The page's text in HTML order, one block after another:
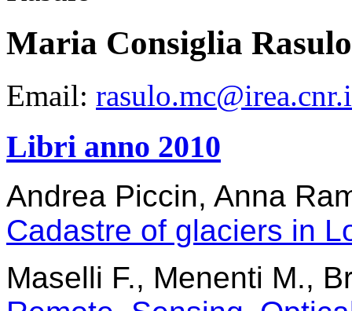
Maria Consiglia Rasulo
Email:
Libri anno 2010
Andrea Piccin, Anna
Cadastre of glaciers in
Maselli F., Menenti M.,